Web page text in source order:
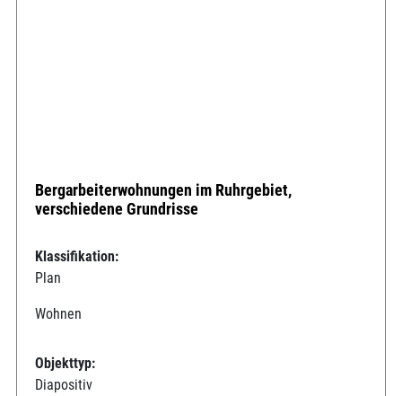
Bergarbeiterwohnungen im Ruhrgebiet,
verschiedene Grundrisse
Klassifikation:
Plan
Wohnen
Objekttyp:
Diapositiv